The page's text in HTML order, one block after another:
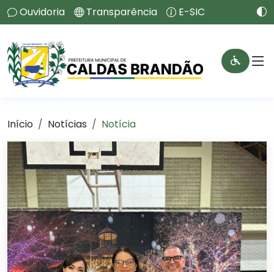
Ouvidoria Transparência E-SIC
Início Notícias Notícia